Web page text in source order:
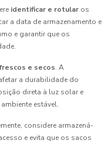
identificar e rotular os
a data de armazenamento e
e garantir que os
e secos. A
a durabilidade do
direta à luz solar e
estável.
considere armazená-
e evita que os sacos